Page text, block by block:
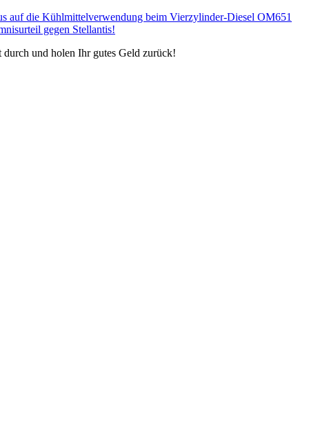
auf die Kühlmittelverwendung beim Vierzylinder-Diesel OM651
gegen Stellantis!
und holen Ihr gutes Geld zurück!